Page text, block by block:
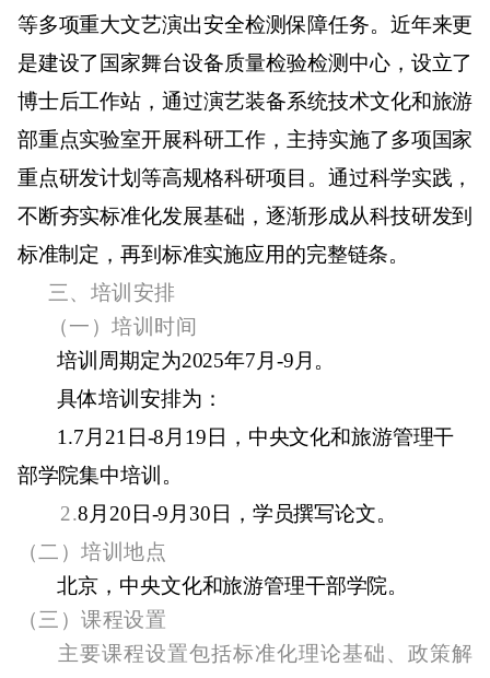
等多项重大文艺演出安全检测保障任务。近年来更
是建设了国家舞台设备质量检验检测中心，设立了
博士后工作站，通过演艺装备系统技术文化和旅游
部重点实验室开展科研工作，主持实施了多项国家
重点研发计划等高规格科研项目。通过科学实践，
不断夯实标准化发展基础，逐渐形成从科技研发到
标准制定，再到标准实施应用的完整链条。
三、培训安排
（一）培训时间
培训周期定为2025年7 月-9 月。
具体培训安排为：
1.7 月 21 日-8 月 19日，中央文化和旅游管理干
部学院集中培训。
2.8 月 20日-9 月 30日，学员撰写论文。
（二）培训地点
北京，中央文化和旅游管理干部学院。
（三）课程设置
主要课程设置包括标准化理论基础、政策解